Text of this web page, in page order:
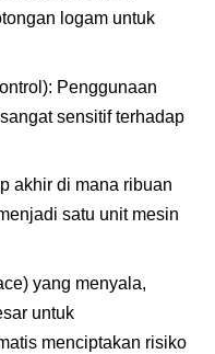
logam untuk
Penggunaan
sensitif terhadap
akhir di mana ribuan
satu unit mesin
yang menyala,
untuk
menciptakan risiko